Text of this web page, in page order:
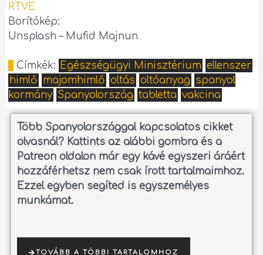
RTVE
Borítókép:
Unsplash – Mufid Majnun
Címkék: Egészségügyi Minisztérium ellenszer
himlő majomhimlő oltás oltóanyag spanyol
kormány Spanyolország tabletta vakcina
Több Spanyolországgal kapcsolatos cikket
olvasnál? Kattints az alábbi gombra és a
Patreon oldalon már egy kávé egyszeri áráért
hozzáférhetsz nem csak írott tartalmaimhoz.
Ezzel egyben segíted is egyszemélyes
munkámat.
TOVÁBB A TÖBBI TARTALOMHOZ